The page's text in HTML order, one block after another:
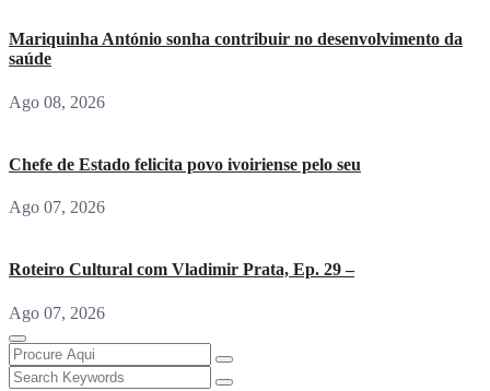
Mariquinha António sonha contribuir no desenvolvimento da
saúde
Ago 08, 2026
Chefe de Estado felicita povo ivoiriense pelo seu
Ago 07, 2026
Roteiro Cultural com Vladimir Prata, Ep. 29 –
Ago 07, 2026